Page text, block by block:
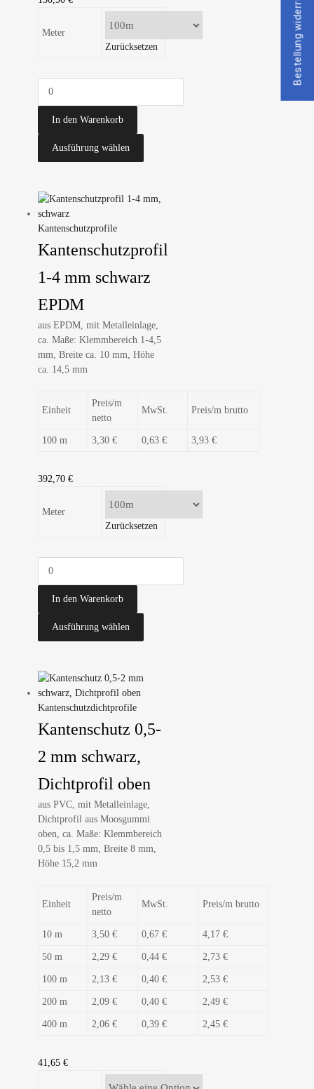
Meter
Zurücksetzen
In den Warenkorb
Ausführung wählen
Kantenschutzprofile
Kantenschutzprofil
1-4 mm schwarz
EPDM
aus EPDM, mit Metalleinlage,
ca. Maße: Klemmbereich 1-4,5
mm, Breite ca. 10 mm, Höhe
ca. 14,5 mm
Einheit
Preis/m
netto
MwSt. Preis/m brutto
100 m 3,30 € 0,63 € 3,93 €
392,70 €
Meter
Zurücksetzen
In den Warenkorb
Ausführung wählen
Kantenschutzdichtprofile
Kantenschutz 0,5-
2 mm schwarz,
Dichtprofil oben
aus PVC, mit Metalleinlage,
Dichtprofil aus Moosgummi
oben, ca. Maße: Klemmbereich
0,5 bis 1,5 mm, Breite 8 mm,
Höhe 15,2 mm
Einheit
Preis/m
netto
MwSt. Preis/m brutto
10 m 3,50 € 0,67 € 4,17 €
50 m 2,29 € 0,44 € 2,73 €
100 m 2,13 € 0,40 € 2,53 €
200 m 2,09 € 0,40 € 2,49 €
400 m 2,06 € 0,39 € 2,45 €
41,65 €
Bestellung widerrufen